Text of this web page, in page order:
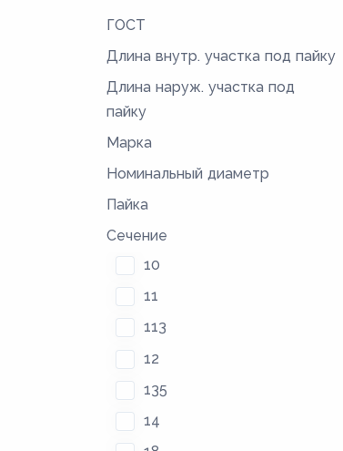
ГОСТ
Длина внутр. участка под пайку
Длина наруж. участка под
пайку
Марка
Номинальный диаметр
Пайка
Сечение
10
11
113
12
135
14